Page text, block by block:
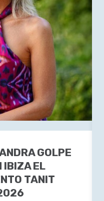
GOLPE
IBIZA EL
TANIT